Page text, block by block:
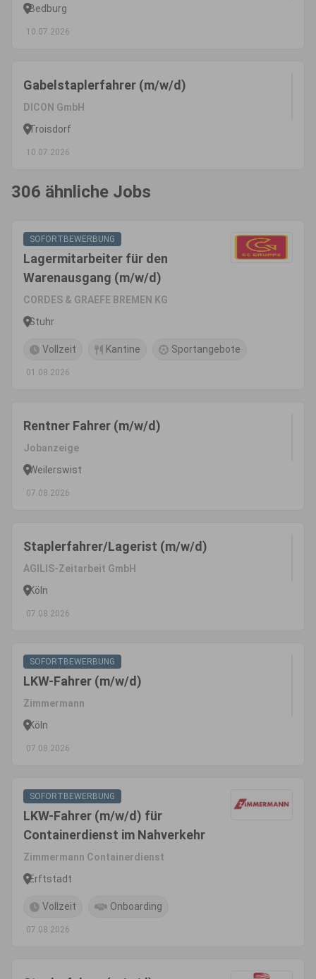
Bedburg
10.07.2026
Gabelstaplerfahrer (m/w/d)
DICON GmbH
Troisdorf
10.07.2026
306 ähnliche Jobs
SOFORTBEWERBUNG
Lagermitarbeiter für den
Warenausgang (m/w/d)
CORDES & GRAEFE BREMEN KG
Stuhr
Vollzeit Kantine Sportangebote
01.08.2026
Rentner Fahrer (m/w/d)
Jobanzeige
Weilerswist
07.08.2026
Staplerfahrer/Lagerist (m/w/d)
AGILIS-Zeitarbeit GmbH
Köln
07.08.2026
SOFORTBEWERBUNG
LKW-Fahrer (m/w/d)
Zimmermann
Köln
07.08.2026
SOFORTBEWERBUNG
LKW-Fahrer (m/w/d) für
Containerdienst im Nahverkehr
Zimmermann Containerdienst
Erftstadt
Vollzeit Onboarding
07.08.2026